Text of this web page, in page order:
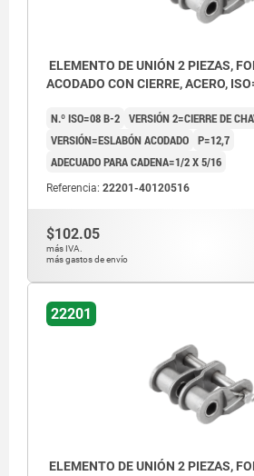
ELEMENTO DE UNIÓN 2 PIEZAS,
ACODADO CON CIERRE, ACERO,
N.º ISO=08 B-2 VERSIÓN 2=CIERRE DE
VERSIÓN=ESLABÓN ACODADO P=12,7
ADECUADO PARA CADENA=1/2 X 5/16
Referencia: 22201-40120516
$102.05
más IVA.
más gastos de envío
22201
ELEMENTO DE UNIÓN 2 PIEZAS,